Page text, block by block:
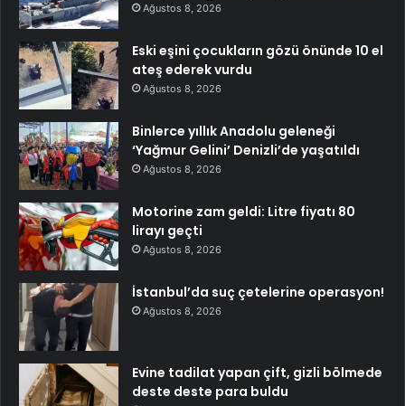
Ağustos 8, 2026
Eski eşini çocukların gözü önünde 10 el
ateş ederek vurdu
Ağustos 8, 2026
Binlerce yıllık Anadolu geleneği
‘Yağmur Gelini’ Denizli’de yaşatıldı
Ağustos 8, 2026
Motorine zam geldi: Litre fiyatı 80
lirayı geçti
Ağustos 8, 2026
İstanbul’da suç çetelerine operasyon!
Ağustos 8, 2026
Evine tadilat yapan çift, gizli bölmede
deste deste para buldu